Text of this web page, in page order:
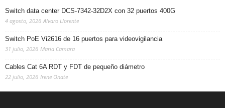
Switch data center DCS-7342-32D2X con 32 puertos 400G
4 agosto, 2026 Alvaro Llorente
Switch PoE Vi2616 de 16 puertos para videovigilancia
31 julio, 2026 Maria Camara
Cables Cat 6A RDT y FDT de pequeño diámetro
22 julio, 2026 Irene Onate